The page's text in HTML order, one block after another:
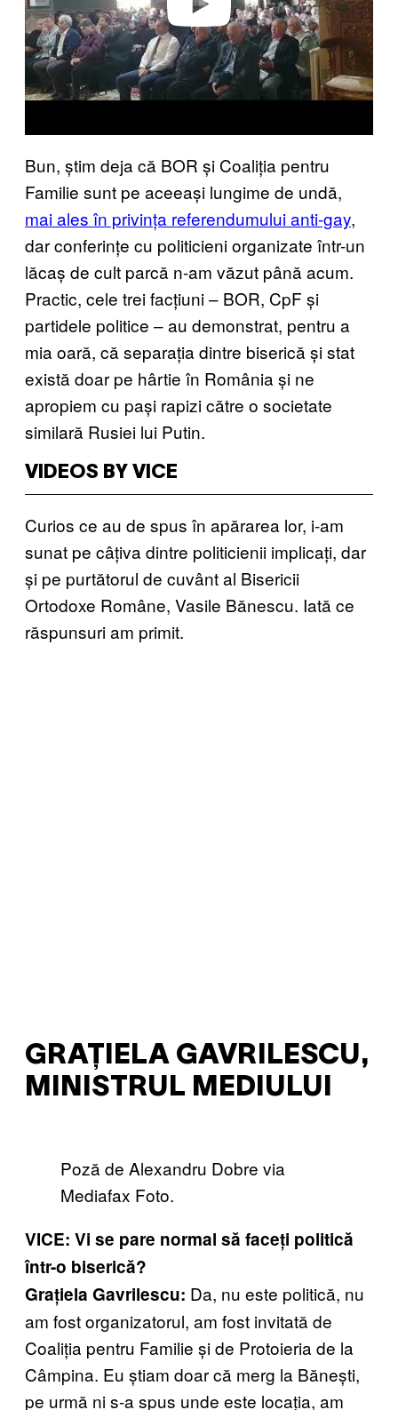
Bun, știm deja că BOR și Coaliția pentru
Familie sunt pe aceeași lungime de undă,
mai ales în privința referendumului anti-gay,
dar conferințe cu politicieni organizate într-un
lăcaș de cult parcă n-am văzut până acum.
Practic, cele trei facțiuni – BOR, CpF și
partidele politice – au demonstrat, pentru a
mia oară, că separația dintre biserică și stat
există doar pe hârtie în România și ne
apropiem cu pași rapizi către o societate
similară Rusiei lui Putin.
VIDEOS BY VICE
Curios ce au de spus în apărarea lor, i-am
sunat pe câțiva dintre politicienii implicați, dar
și pe purtătorul de cuvânt al Bisericii
Ortodoxe Române, Vasile Bănescu. Iată ce
răspunsuri am primit.
GRAȚIELA GAVRILESCU,
MINISTRUL MEDIULUI
Poză de Alexandru Dobre via
Mediafax Foto.
VICE: Vi se pare normal să faceți politică
într-o biserică?
Grațiela Gavrilescu: Da, nu este politică, nu
am fost organizatorul, am fost invitată de
Coaliția pentru Familie și de Protoieria de la
Câmpina. Eu știam doar că merg la Bănești,
pe urmă ni s-a spus unde este locația, am